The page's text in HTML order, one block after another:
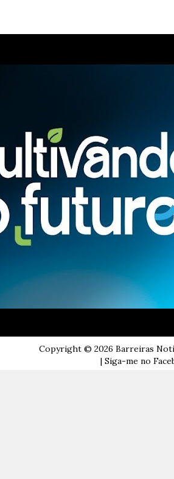
Copyright © 2026 Barreiras
| Siga-me no